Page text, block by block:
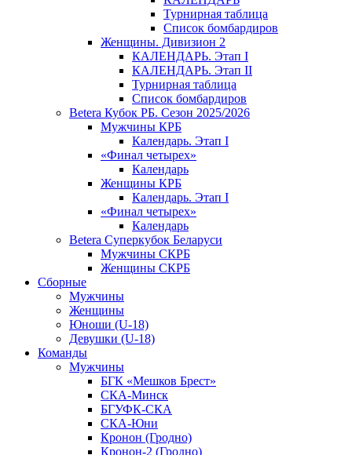
Турнирная таблица
Список бомбардиров
Женщины. Дивизион 2
КАЛЕНДАРЬ. Этап I
КАЛЕНДАРЬ. Этап II
Турнирная таблица
Список бомбардиров
Betera Кубок РБ. Сезон 2025/2026
Мужчины КРБ
Календарь. Этап I
«Финал четырех»
Календарь
Женщины КРБ
Календарь. Этап I
«Финал четырех»
Календарь
Betera Суперкубок Беларуси
Мужчины СКРБ
Женщины СКРБ
Сборные
Мужчины
Женщины
Юноши (U-18)
Девушки (U-18)
Команды
Мужчины
БГК «Мешков Брест»
СКА-Минск
БГУФК-СКА
СКА-Юни
Кронон (Гродно)
Кронон-2 (Гродно)